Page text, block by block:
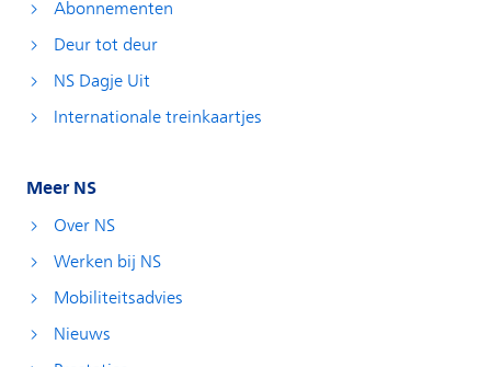
Abonnementen
Deur tot deur
NS Dagje Uit
Internationale treinkaartjes
Meer NS
Over NS
Werken bij NS
Mobiliteitsadvies
Nieuws